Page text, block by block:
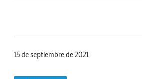
15 de septiembre de 2021